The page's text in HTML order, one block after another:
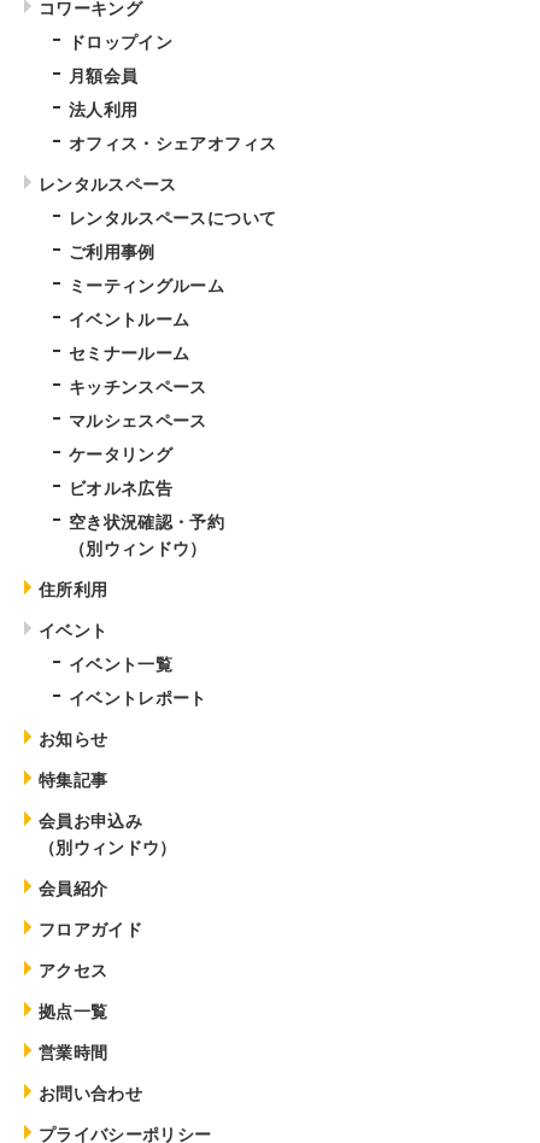
コワーキング
ドロップイン
月額会員
法人利用
オフィス・シェアオフィス
レンタルスペース
レンタルスペースについて
ご利用事例
ミーティングルーム
イベントルーム
セミナールーム
キッチンスペース
マルシェスペース
ケータリング
ビオルネ広告
空き状況確認・予約
（別ウィンドウ）
住所利用
イベント
イベント一覧
イベントレポート
お知らせ
特集記事
会員お申込み
（別ウィンドウ）
会員紹介
フロアガイド
アクセス
拠点一覧
営業時間
お問い合わせ
プライバシーポリシー